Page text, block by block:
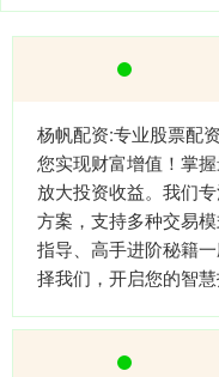
杨帆配资:专业股票配
您实现财富增值！掌
放大投资收益。我们
方案，支持多种交易
指导、高手进阶秘籍
择我们，开启您的智慧